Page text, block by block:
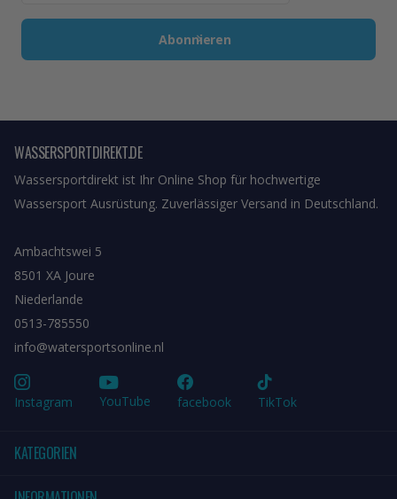
Abonnieren
WASSERSPORTDIREKT.DE
Wassersportdirekt ist Ihr Online Shop für hochwertige
Wassersport Ausrüstung. Zuverlässiger Versand in Deutschland.
Ambachtswei 5
8501 XA Joure
Niederlande
0513-785550
info@watersportsonline.nl
Instagram YouTube facebook TikTok
KATEGORIEN